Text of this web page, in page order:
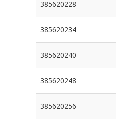
385620228
385620234
385620240
385620248
385620256